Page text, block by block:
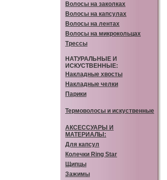
Волосы на заколках
Волосы на капсулах
Волосы на лентах
Волосы на микрокольцах
Трессы
НАТУРАЛЬНЫЕ И
ИСКУСТВЕННЫЕ:
Накладные хвосты
Накладные челки
Парики
Термоволосы и искуственные
АКСЕССУАРЫ И
МАТЕРИАЛЫ:
Для капсул
Колечки Ring Star
Щипцы
Зажимы